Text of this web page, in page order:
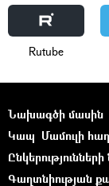
Rutube
Նախագծի մասին
Կապ Մամուլի
Ընկերությունների
Գաղտնիության